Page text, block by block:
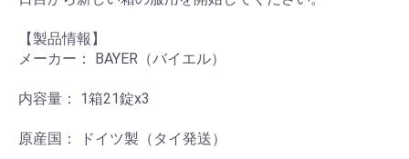
【製品情報】
メーカー： BAYER（バイエル）
内容量： 1箱21錠x3
原産国： ドイツ製（タイ発送）